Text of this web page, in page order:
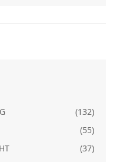
(132)
(55)
(37)